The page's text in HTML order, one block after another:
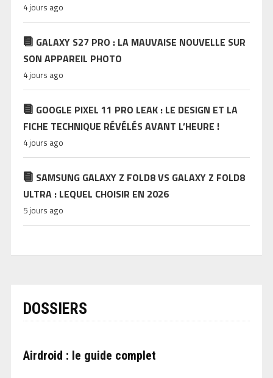
4 jours ago
GALAXY S27 PRO : LA MAUVAISE NOUVELLE SUR
SON APPAREIL PHOTO
4 jours ago
GOOGLE PIXEL 11 PRO LEAK : LE DESIGN ET LA
FICHE TECHNIQUE RÉVÉLÉS AVANT L’HEURE !
4 jours ago
SAMSUNG GALAXY Z FOLD8 VS GALAXY Z FOLD8
ULTRA : LEQUEL CHOISIR EN 2026
5 jours ago
DOSSIERS
Airdroid : le guide complet